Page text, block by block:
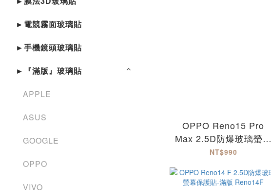
►電競霧面玻璃貼
►手機鏡頭玻璃貼
►『滿版』玻璃貼
APPLE
ASUS
GOOGLE
OPPO
VIVO
OPPO Reno15 Pro
Max 2.5D防爆玻璃螢幕
保護貼-滿版
NT$990